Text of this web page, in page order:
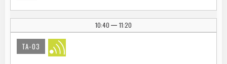
10:40 | 11:20
TA-03